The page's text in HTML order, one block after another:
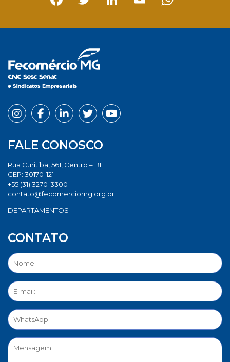
FALE CONOSCO
Rua Curitiba, 561, Centro – BH
CEP: 30170-121
+55 (31) 3270-3300
contato@fecomerciomg.org.br
DEPARTAMENTOS
CONTATO